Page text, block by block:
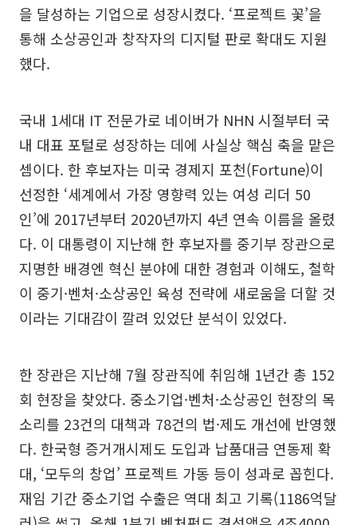
을 달성하는 기업으로 성장시켰다. ‘프로젝트 꽃’을
통해 소상공인과 창작자의 디지털 판로 확대도 지원
했다.
국내 1세대 IT 전문가로 네이버가 NHN 시절부터 국
내 대표 포털로 성장하는 데에 사실상 핵심 축을 맡은
셈이다. 한 후보자는 미국 경제지 포천(Fortune)이
선정한 ‘세계에서 가장 영향력 있는 여성 리더 50
인’에 2017년부터 2020년까지 4년 연속 이름을 올렸
다. 이 대통령이 지난해 한 후보자를 중기부 장관으로
지명한 배경엔 혁신 분야에 대한 경험과 이해도, 철학
이 중기·벤처·소상공인 육성 전략에 새로움을 더할 것
이라는 기대감이 깔려 있었단 분석이 있었다.
한 장관은 지난해 7월 장관직에 취임해 1년간 총 152
회 현장을 찾았다. 중소기업·벤처·소상공인 현장의 목
소리를 23건의 대책과 78건의 법·제도 개선에 반영했
다. 한국형 증거개시제도 도입과 납품대금 연동제 확
대, ‘모두의 창업’ 프로젝트 가동 등이 성과로 꼽힌다.
재임 기간 중소기업 수출은 역대 최고 기록(1186억달